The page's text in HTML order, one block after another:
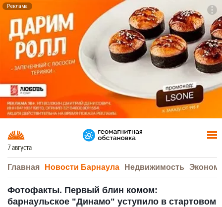
Реклама
7 августа
Главная Новости Барнаула Недвижимость
Фотофакты. Первый блин комом:
барнаульское "Динамо" уступило в стартовом